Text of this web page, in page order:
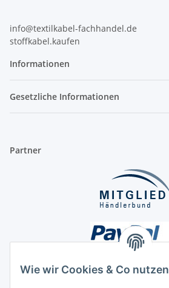
Wie wir Cookies & Co nutzen
info@textilkabel-fachhandel.de
stoffkabel.kaufen
Informationen
Gesetzliche Informationen
Partner